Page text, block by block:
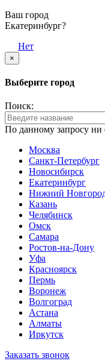
Ваш город
Екатеринбург?
Нет
×
Выберите город
Поиск:
По данному запросу ни
Москва
Санкт-Петербург
Новосибирск
Екатеринбург
Нижний
Казань
Челябинск
Омск
Самара
Ростов-на-Дону
Уфа
Красноярск
Пермь
Воронеж
Волгоград
Астана
Алматы
Иркутск
Заказать звонок